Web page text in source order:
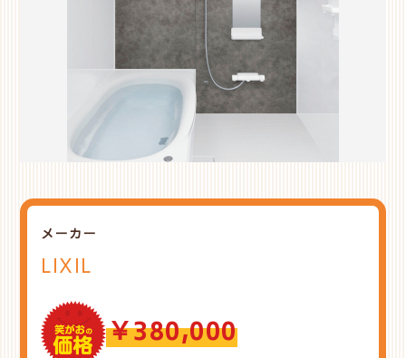
メーカー
LIXIL
￥380,000